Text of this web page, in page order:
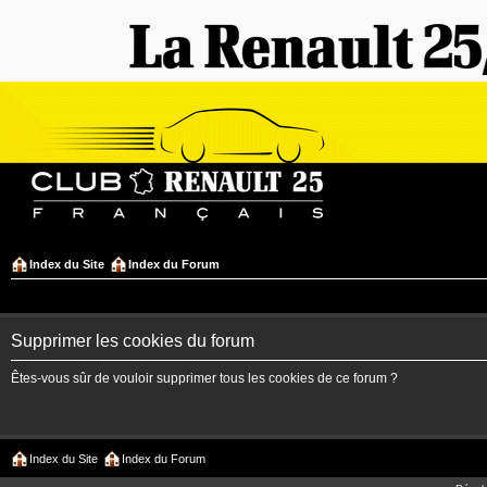
Index du Site Index du Forum
Supprimer les cookies du forum
Êtes-vous sûr de vouloir supprimer tous les cookies de ce forum ?
Index du Site Index du Forum